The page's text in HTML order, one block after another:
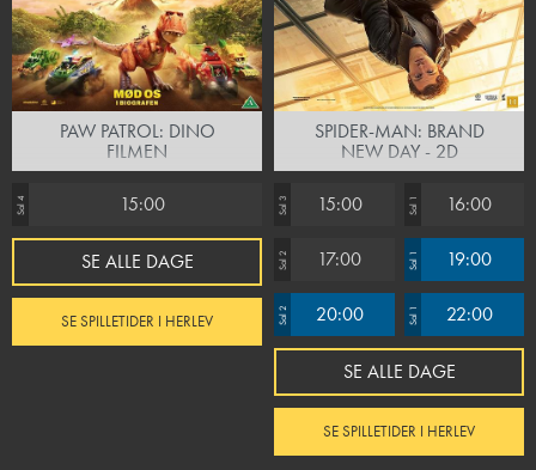
PAW PATROL: DINO
FILMEN
Sal 4 15:00
SE ALLE DAGE
SE SPILLETIDER I HERLEV
SPIDER-MAN: BRAND
NEW DAY - 2D
Sal 3 15:00 Sal 1 16:00
Sal 2 17:00 Sal 1 19:00
Sal 2 20:00 Sal 1 22:00
SE ALLE DAGE
SE SPILLETIDER I HERLEV